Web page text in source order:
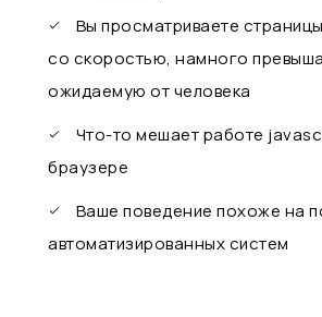
Вы просматриваете
со скоростью, намного
ожидаемую от человека
Что-то мешает работе
браузере
Ваше поведение похоже на
автоматизированных систем